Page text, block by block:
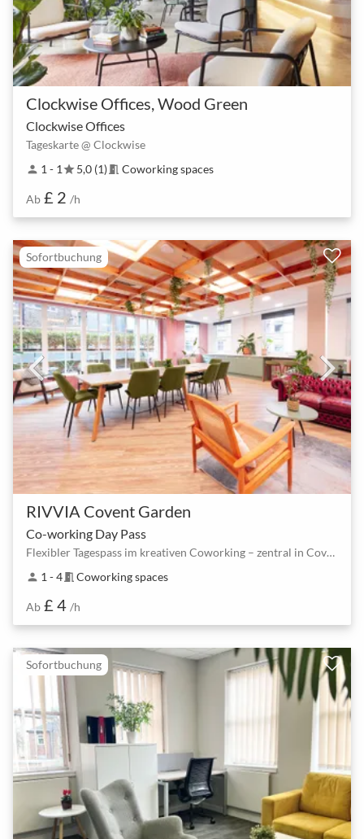
Clockwise Offices, Wood Green
Clockwise Offices
Tageskarte @ Clockwise
person 1 - 1star5,0 (1) meeting_room Coworking spaces
Ab £ 2 /h
Sofortbuchung
RIVVIA Covent Garden
Co-working Day Pass
Flexibler Tagespass im kreativen Coworking – zentral in Covent Garden
person 1 - 4meeting_room Coworking spaces
Ab £ 4 /h
Sofortbuchung